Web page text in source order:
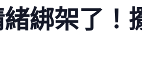
緒綁架了